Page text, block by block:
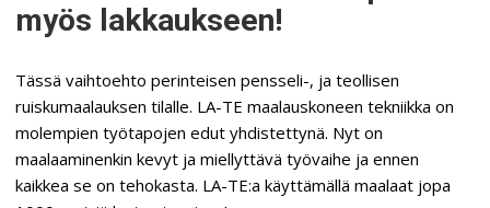
myös lakkaukseen!
Tässä vaihtoehto perinteisen pensseli-, ja teollisen
ruiskumaalauksen tilalle. LA-TE maalauskoneen tekniikka on
molempien työtapojen edut yhdistettynä. Nyt on
maalaaminenkin kevyt ja miellyttävä työvaihe ja ennen
kaikkea se on tehokasta. LA-TE:a käyttämällä maalaat jopa